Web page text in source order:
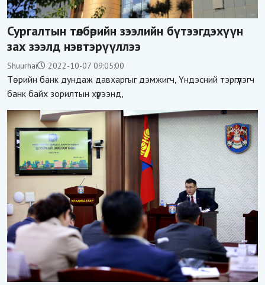
Сургалтын төлбөрийн зээлийн бүтээгдэхүүн
зах зээлд нэвтэрүүллээ
Shuurhai 2022-10-07 09:05:00
Төрийн банк дундаж давхаргыг дэмжигч, Үндэсний тэргүүлэгч
банк байх зорилтын хүрээнд,